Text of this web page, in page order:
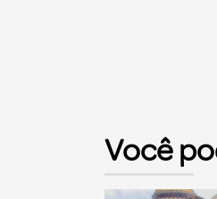
Você